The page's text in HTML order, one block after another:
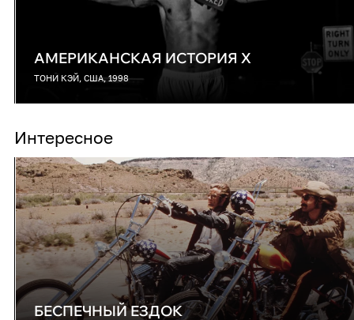
АМЕРИКАНСКАЯ ИСТОРИЯ X
ТОНИ КЭЙ, США, 1998
Интересное
БЕСПЕЧНЫЙ ЕЗДОК